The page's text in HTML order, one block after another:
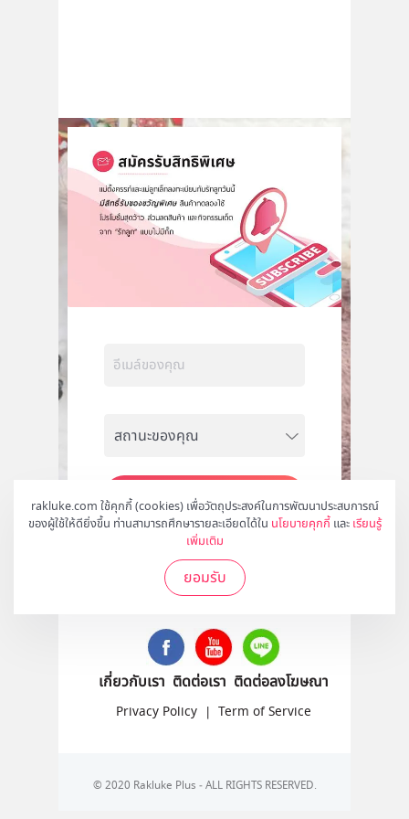
rakluke.com ใช้คุกกี้ (cookies) เพื่อวัตถุประสงค์ในการพัฒนาประสบการณ์
ของผู้ใช้ให้ดียิ่งขึ้น ท่านสามารถศึกษารายละเอียดได้ใน นโยบายคุกกี้ และ เรียนรู้
เพิ่มเติม
ยอมรับ
สมัคร
ติดตามเราได้ที่
เกี่ยวกับเรา ติดต่อเรา ติดต่อลงโฆษณา
Privacy Policy | Term of Service
© 2020 Rakluke Plus - ALL RIGHTS RESERVED.